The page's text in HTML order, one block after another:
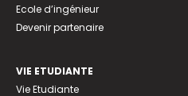
Ecole d’ingénieur
Devenir partenaire
VIE ETUDIANTE
Vie Etudiante